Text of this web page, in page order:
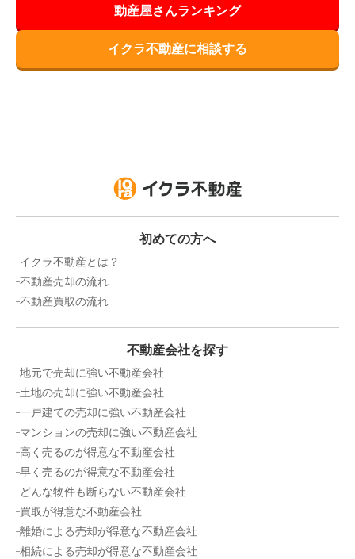
動産屋さんランキング
イクラ不動産に相談する
初めての方へ
イクラ不動産とは？
不動産売却の流れ
不動産買取の流れ
不動産会社を探す
地元で売却に強い不動産会社
土地の売却に強い不動産会社
一戸建ての売却に強い不動産会社
マンションの売却に強い不動産会社
高く売るのが得意な不動産会社
早く売るのが得意な不動産会社
どんな物件も断らない不動産会社
買取が得意な不動産会社
離婚による売却が得意な不動産会社
相続による売却が得意な不動産会社